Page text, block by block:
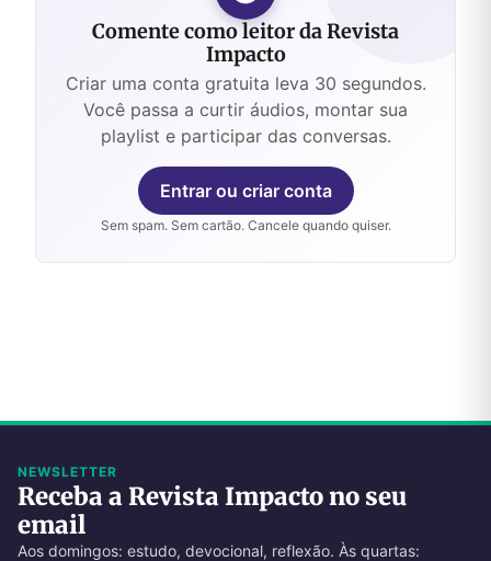
Comente como leitor da Revista
Impacto
Criar uma conta gratuita leva 30 segundos.
Você passa a curtir áudios, montar sua
playlist e participar das conversas.
Entrar ou criar conta
Sem spam. Sem cartão. Cancele quando quiser.
NEWSLETTER
Receba a Revista Impacto no seu
email
Aos domingos: estudo, devocional, reflexão. Às quartas: